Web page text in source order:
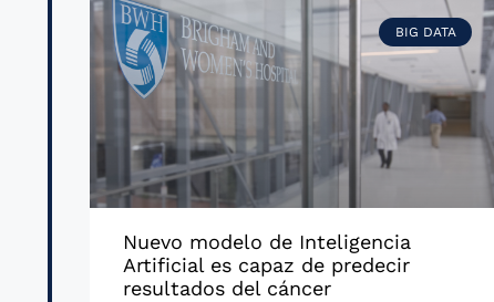
BIG DATA
Nuevo modelo de Inteligencia
Artificial es capaz de predecir
resultados del cáncer